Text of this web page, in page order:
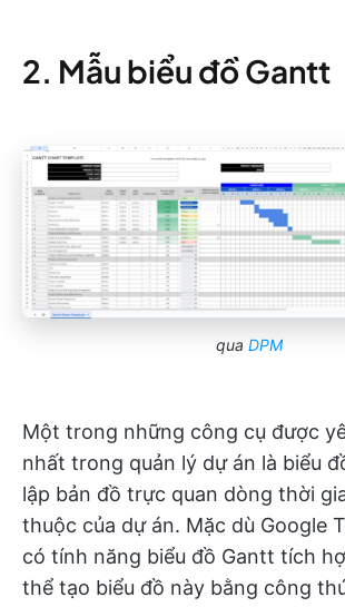
2. Mẫu biểu đồ Gantt
qua DPM
Một trong những công cụ được
nhất trong quản lý dự án là biểu
lập bản đồ trực quan dòng thời
thuộc của dự án. Mặc dù Google
có tính năng biểu đồ Gantt tích
thể tạo biểu đồ này bằng công